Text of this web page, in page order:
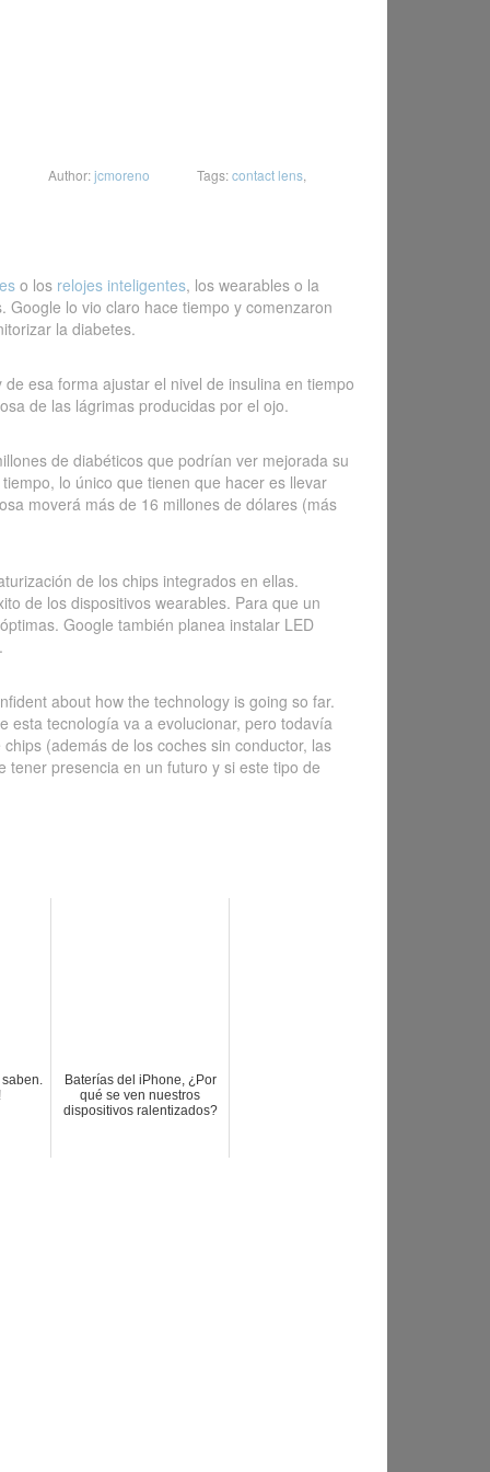
Author:jcmoreno Tags:contact lens
o los relojes inteligentes, los wearables o la
lo vio claro hace tiempo y comenzaron
la diabetes.
esa forma ajustar el nivel de insulina en tiempo
de las lágrimas producidas por el ojo.
de diabéticos que podrían ver mejorada su
lo único que tienen que hacer es llevar
moverá más de 16 millones de dólares (más
de los chips integrados en ellas.
de los dispositivos wearables. Para que un
Google también planea instalar LED
about how the technology is going so far.
esta tecnología va a evolucionar, pero todavía
(además de los coches sin conductor, las
presencia en un futuro y si este tipo de
Baterías del iPhone, ¿Por
qué se ven nuestros
dispositivos ralentizados?